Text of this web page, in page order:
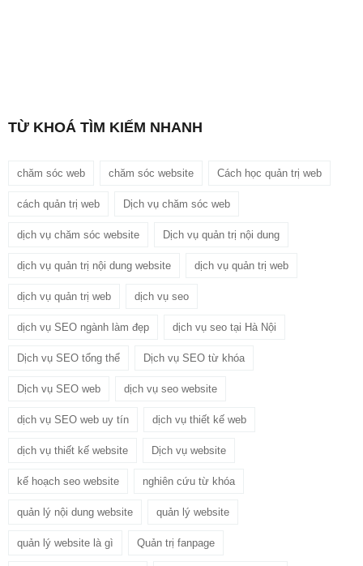
TỪ KHOÁ TÌM KIẾM NHANH
chăm sóc web chăm sóc website Cách học quản trị web
cách quản trị web Dịch vụ chăm sóc web
dịch vụ chăm sóc website Dịch vụ quản trị nội dung
dịch vụ quản trị nội dung website dịch vụ quản trị web
dịch vụ quản trị web dịch vụ seo
dịch vụ SEO ngành làm đẹp dịch vụ seo tại Hà Nội
Dịch vụ SEO tổng thể Dịch vụ SEO từ khóa
Dịch vụ SEO web dịch vụ seo website
dịch vụ SEO web uy tín dịch vụ thiết kế web
dịch vụ thiết kế website Dịch vụ website
kế hoạch seo website nghiên cứu từ khóa
quản lý nội dung website quản lý website
quản lý website là gì Quản trị fanpage